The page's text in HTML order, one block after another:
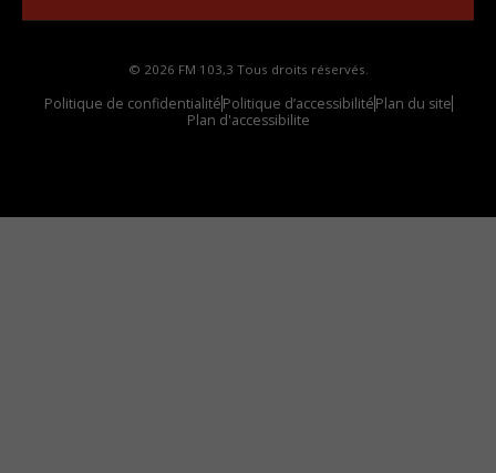
© 2026 FM 103,3 Tous droits réservés.
Politique de confidentialitéPolitique d’accessibilitéPlan du site
Plan d'accessibilite